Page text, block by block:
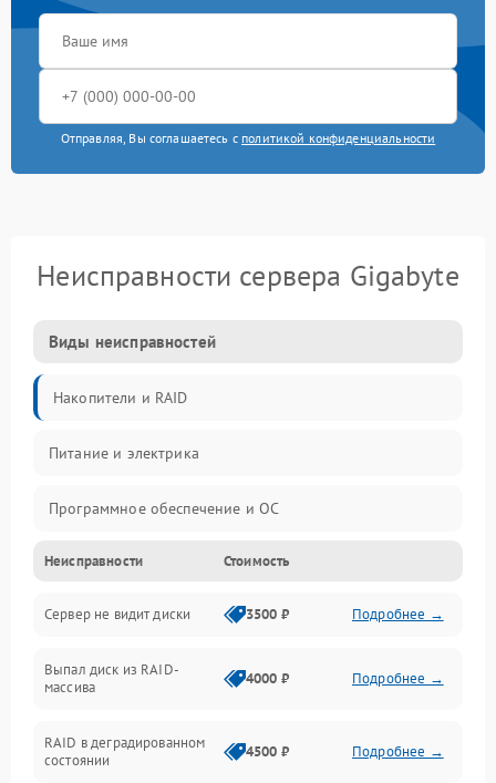
Отправляя, Вы соглашаетесь с политикой конфиденциальности
Неисправности сервера Gigabyte
Виды неисправностей
Накопители и RAID
Питание и электрика
Программное обеспечение и ОС
Охлаждение и температура
Материнская плата и процессор
Сеть и коммуникации
Неисправности Стоимость
Сервер не видит диски 3500 ₽ Подробнее →
Выпал диск из RAID-
массива
4000 ₽ Подробнее →
RAID в деградированном
состоянии
4500 ₽ Подробнее →